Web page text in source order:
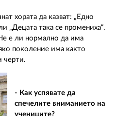
хората да казват: „Едно
„Децата така се промениха“.
е ли нормално да има
поколение има както
черти.
- Как успявате да
спечелите вниманието на
учениците?